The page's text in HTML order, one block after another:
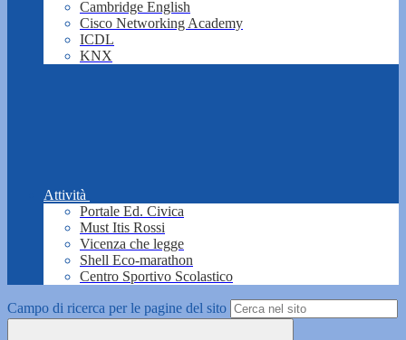
Cambridge English
Cisco Networking Academy
ICDL
KNX
Attività
Portale Ed. Civica
Must Itis Rossi
Vicenza che legge
Shell Eco-marathon
Centro Sportivo Scolastico
Campo di ricerca per le pagine del sito